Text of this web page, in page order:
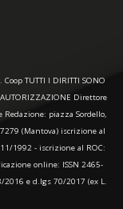
TUTTI I DIRITTI SONO
AUTORIZZAZIONE Direttore
piazza Sordello,
(Mantova) iscrizione al
1992 - iscrizione al ROC:
online: ISSN 2465-
e d.lgs 70/2017 (ex L.